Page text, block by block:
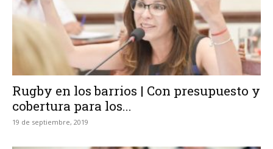
Rugby en los barrios | Con presupuesto y
cobertura para los...
19 de septiembre, 2019